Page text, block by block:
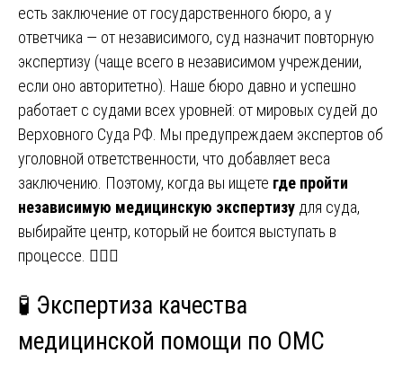
есть заключение от государственного бюро, а у
ответчика — от независимого, суд назначит повторную
экспертизу (чаще всего в независимом учреждении,
если оно авторитетно). Наше бюро давно и успешно
работает с судами всех уровней: от мировых судей до
Верховного Суда РФ. Мы предупреждаем экспертов об
уголовной ответственности, что добавляет веса
заключению. Поэтому, когда вы ищете где пройти
независимую медицинскую экспертизу для суда,
выбирайте центр, который не боится выступать в
процессе. 👨‍⚖️⚖️
🧪 Экспертиза качества
медицинской помощи по ОМС